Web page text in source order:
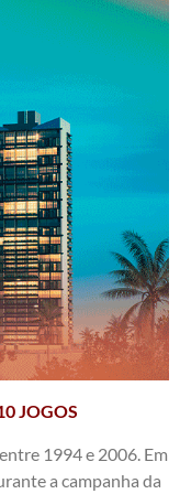
JOGOS
1994 e 2006. Em
a campanha da